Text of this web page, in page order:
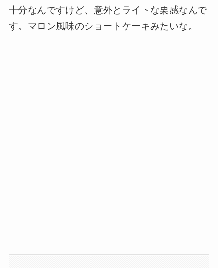
十分なんですけど、意外とライトな栗感なんで
す。マロン風味のショートケーキみたいな。